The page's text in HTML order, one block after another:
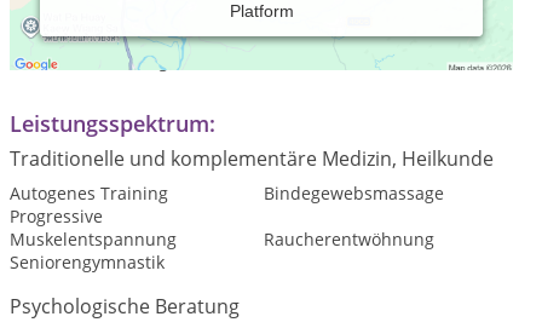
Platform
Praxiszeiten:
Nach Vereinbarung
Leistungsspektrum:
Traditionelle und komplementäre Medizin, Heilkunde
Autogenes Training
Bindegewebsmassage
Progressive
Muskelentspannung
Raucherentwöhnung
Seniorengymnastik
Psychologische Beratung